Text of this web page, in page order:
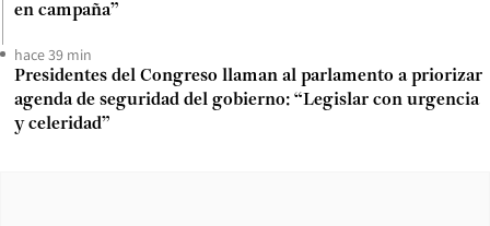
en campaña”
hace 39 min
Presidentes del Congreso llaman al parlamento a priorizar
agenda de seguridad del gobierno: “Legislar con urgencia
y celeridad”